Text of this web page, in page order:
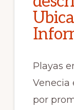
Playas
Venecia
por